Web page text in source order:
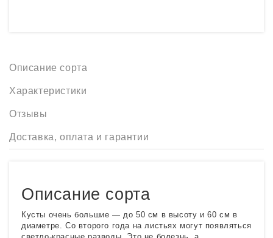
Описание сорта
Характеристики
Отзывы
Доставка, оплата и гарантии
Описание сорта
Кусты очень большие — до 50 см в высоту и 60 см в
диаметре. Со второго года на листьях могут появляться